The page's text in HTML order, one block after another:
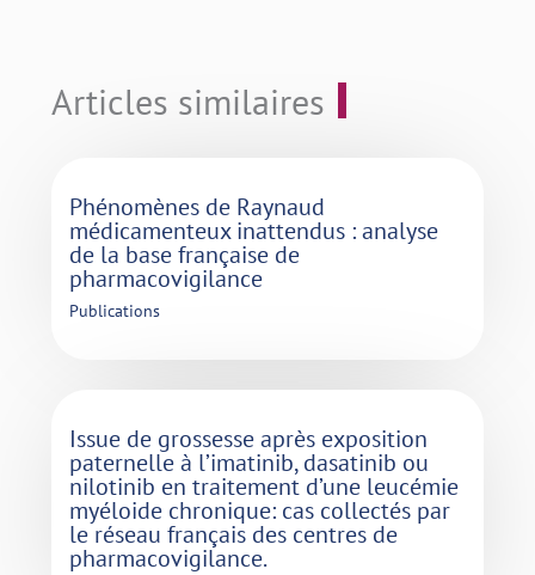
Articles similaires
Phénomènes de Raynaud
médicamenteux inattendus : analyse
de la base française de
pharmacovigilance
Publications
Issue de grossesse après exposition
paternelle à l’imatinib, dasatinib ou
nilotinib en traitement d’une leucémie
myéloide chronique: cas collectés par
le réseau français des centres de
pharmacovigilance.